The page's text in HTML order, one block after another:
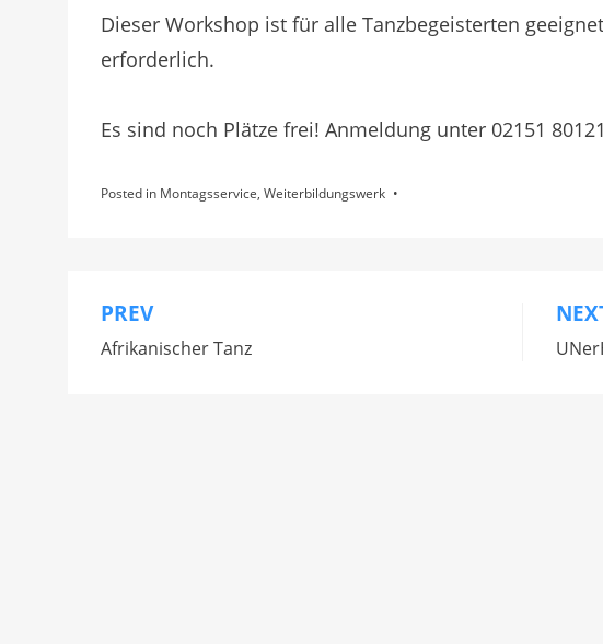
Dieser Workshop ist für alle Tanzbegeisterten
erforderlich.
Es sind noch Plätze frei! Anmeldung unter 02151
Posted in Montagsservice, Weiterbildungswerk
Beitragsnavigation
PREV
Afrikanischer Tanz